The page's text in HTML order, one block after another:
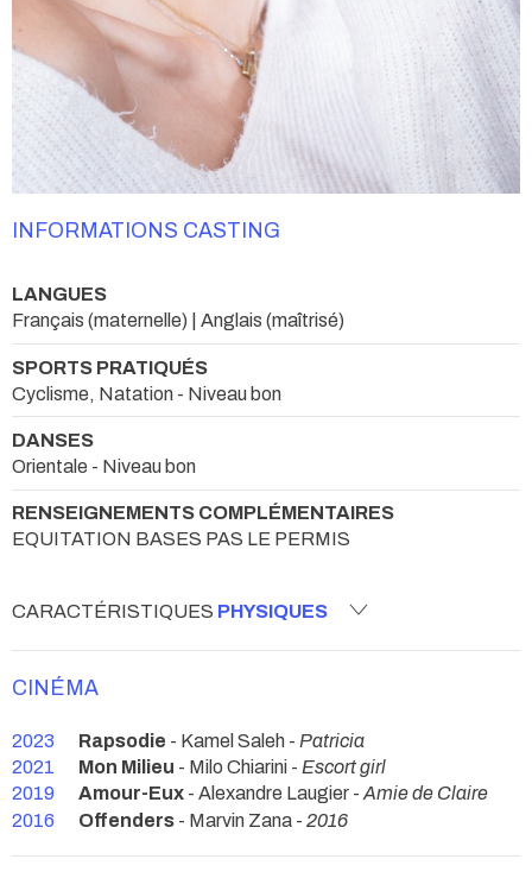
INFORMATIONS CASTING
LANGUES
Français (maternelle) | Anglais (maîtrisé)
SPORTS PRATIQUÉS
Cyclisme, Natation - Niveau bon
DANSES
Orientale - Niveau bon
RENSEIGNEMENTS COMPLÉMENTAIRES
EQUITATION BASES PAS LE PERMIS
CARACTÉRISTIQUES PHYSIQUES
CINÉMA
2023 Rapsodie - Kamel Saleh - Patricia
2021
Mon Milieu - Milo Chiarini - Escort girl
2019
Amour-Eux - Alexandre Laugier - Amie de Claire
2016
Offenders - Marvin Zana - 2016